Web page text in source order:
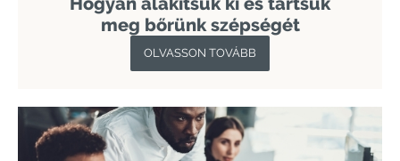
meg bőrünk szépségét
OLVASSON TOVÁBB